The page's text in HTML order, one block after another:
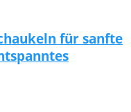
für sanfte